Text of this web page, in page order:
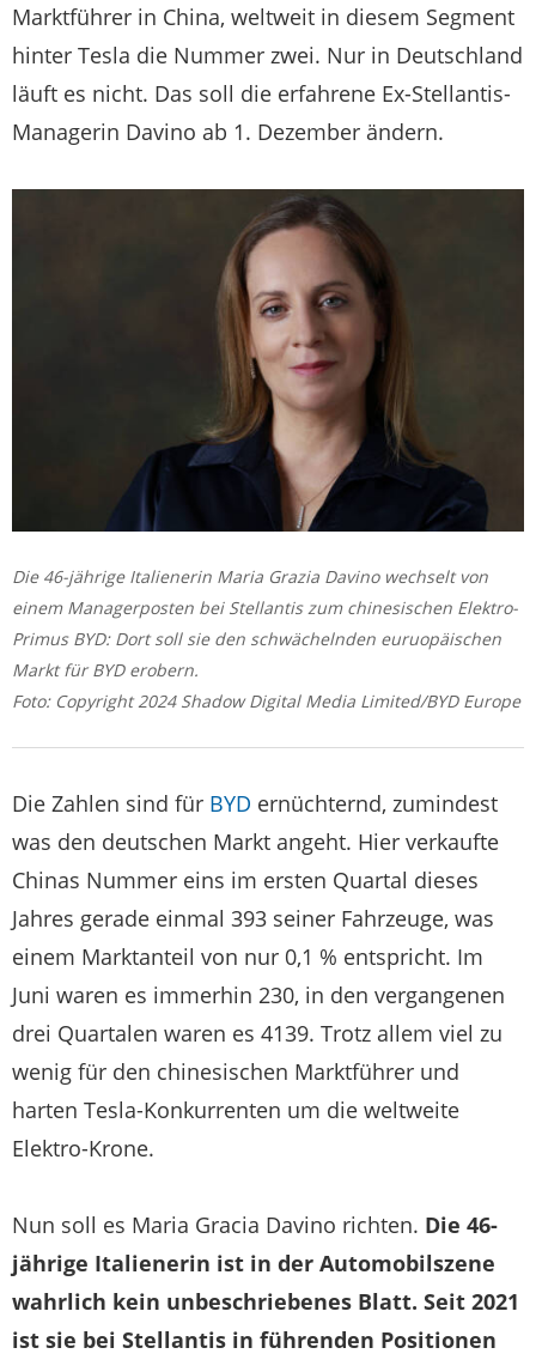
Marktführer in China, weltweit in diesem Segment
hinter Tesla die Nummer zwei. Nur in Deutschland
läuft es nicht. Das soll die erfahrene Ex-Stellantis-
Managerin Davino ab 1. Dezember ändern.
Die 46-jährige Italienerin Maria Grazia Davino wechselt von
einem Managerposten bei Stellantis zum chinesischen Elektro-
Primus BYD: Dort soll sie den schwächelnden euruopäischen
Markt für BYD erobern.
Foto: Copyright 2024 Shadow Digital Media Limited/BYD Europe
Die Zahlen sind für BYD ernüchternd, zumindest
was den deutschen Markt angeht. Hier verkaufte
Chinas Nummer eins im ersten Quartal dieses
Jahres gerade einmal 393 seiner Fahrzeuge, was
einem Marktanteil von nur 0,1 % entspricht. Im
Juni waren es immerhin 230, in den vergangenen
drei Quartalen waren es 4139. Trotz allem viel zu
wenig für den chinesischen Marktführer und
harten Tesla-Konkurrenten um die weltweite
Elektro-Krone.
Nun soll es Maria Gracia Davino richten. Die 46-
jährige Italienerin ist in der Automobilszene
wahrlich kein unbeschriebenes Blatt. Seit 2021
ist sie bei Stellantis in führenden Positionen